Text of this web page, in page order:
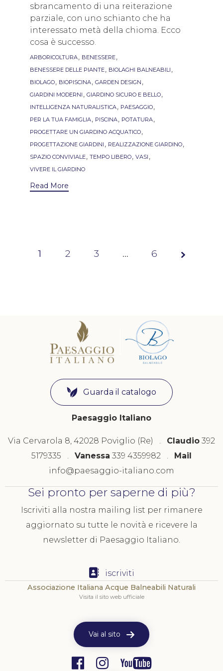
sbrancamento di una reiterazione
parziale, con uno schianto che ha
interessato metà della chioma. Ecco
cosa è successo.
Tags
ARBORICOLTURA, BENESSERE,
BENESSERE DELLE PIANTE, BIOLAGHI BALNEABILI ,
BIOLAGO, BIOPISCINA, GARDEN DESIGN ,
GIARDINI MODERNI , GIARDINO SICURO E BELLO,
INTELLIGENZA NATURALISTICA, PAESAGGIO,
PER LA TUA FAMIGLIA, PISCINA, POTATURA,
PROGETTARE UN GIARDINO ACQUATICO,
PROGETTAZIONE GIARDINI , REALIZZAZIONE GIARDINO,
SPAZIO CONVIVIALE, TEMPO LIBERO, VASI ,
VIVERE IL GIARDINO
Read More
Page
1 2 3 … 6
Guarda il catalogo
Paesaggio Italiano
Via Cervarola 8, 42028 Poviglio (Re) . Claudio 392
5179335 . Vanessa 339 4359982 . Mail
info@paesaggio-italiano.com
Sei pronto per saperne di più?
Iscriviti alla nostra mailing list per rimanere
aggiornato su tutte le novità e ricevere la
newsletter di Paesaggio Italiano.
iscriviti
Associazione Italiana Acque Balneabili Naturali
Visita il sito web ufficiale
Vai al sito